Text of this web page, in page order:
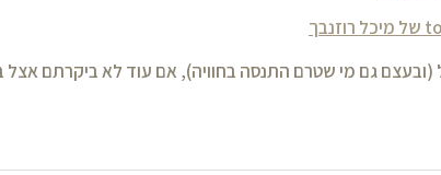
(ובעצם גם מי שטרם התנסה בחוויה), אם עוד לא ביקרתם